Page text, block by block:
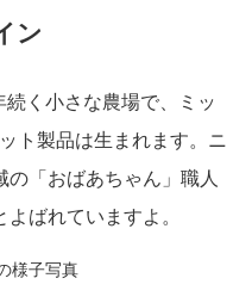
ン
く小さな農場で、ミッ
ト製品は生まれます。ニ
「おばあちゃん」職人
ばれていますよ。